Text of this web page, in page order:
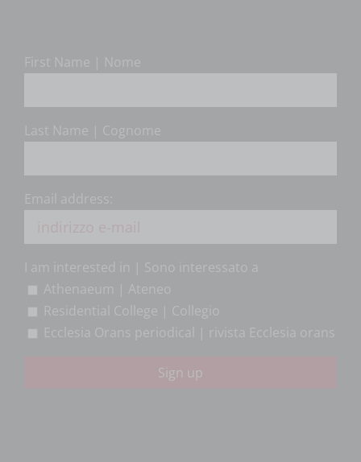
First Name | Nome
Last Name | Cognome
Email address:
I am interested in | Sono interessato a
Athenaeum | Ateneo
Residential College | Collegio
Ecclesia Orans periodical | rivista Ecclesia orans